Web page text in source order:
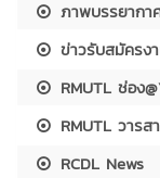
ภาพบรรยากา
ข่าวรับสมัครง
RMUTL ช่อง
RMUTL วารส
RCDL News